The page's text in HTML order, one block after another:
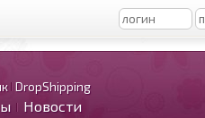
DropShipping
Новости